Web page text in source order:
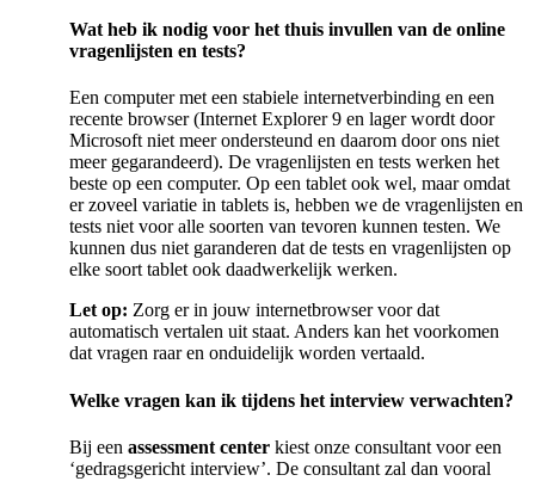
Wat heb ik nodig voor het thuis invullen van de online
vragenlijsten en tests?
Een computer met een stabiele internetverbinding en een
recente browser (Internet Explorer 9 en lager wordt door
Microsoft niet meer ondersteund en daarom door ons niet
meer gegarandeerd). De vragenlijsten en tests werken het
beste op een computer. Op een tablet ook wel, maar omdat
er zoveel variatie in tablets is, hebben we de vragenlijsten en
tests niet voor alle soorten van tevoren kunnen testen. We
kunnen dus niet garanderen dat de tests en vragenlijsten op
elke soort tablet ook daadwerkelijk werken.
Let op: Zorg er in jouw internetbrowser voor dat
automatisch vertalen uit staat. Anders kan het voorkomen
dat vragen raar en onduidelijk worden vertaald.
Welke vragen kan ik tijdens het interview verwachten?
Bij een assessment center kiest onze consultant voor een
‘gedragsgericht interview’. De consultant zal dan vooral